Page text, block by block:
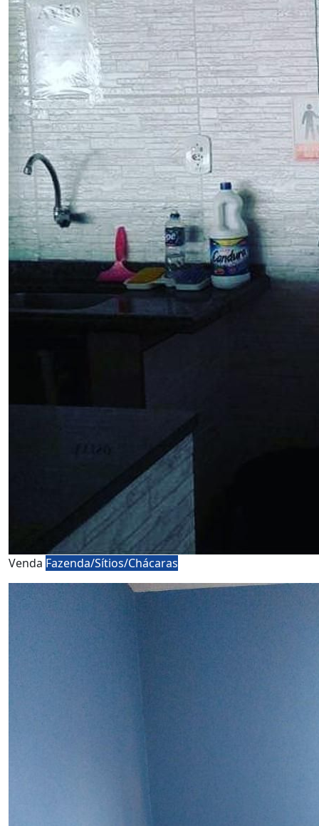
Venda Fazenda/Sítios/Chácaras